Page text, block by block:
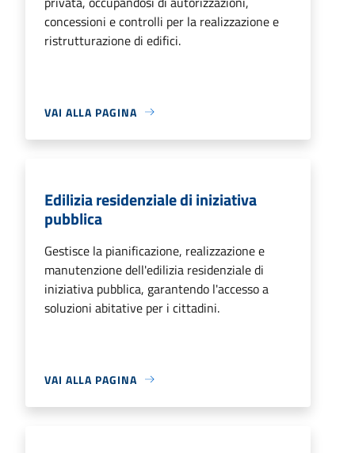
concessioni e controlli per la realizzazione e
ristrutturazione di edifici.
VAI ALLA PAGINA
Edilizia residenziale di iniziativa
pubblica
Gestisce la pianificazione, realizzazione e
manutenzione dell'edilizia residenziale di
iniziativa pubblica, garantendo l'accesso a
soluzioni abitative per i cittadini.
VAI ALLA PAGINA